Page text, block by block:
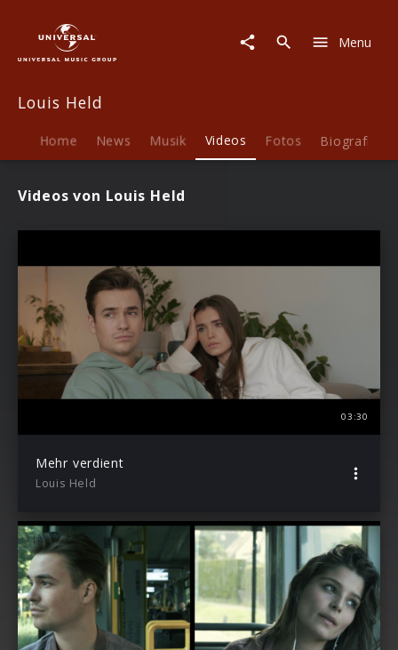
Videos
Menu
Louis Held
Home News Musik Videos Fotos Biografie
Videos von Louis Held
03:30
Mehr verdient
Louis Held